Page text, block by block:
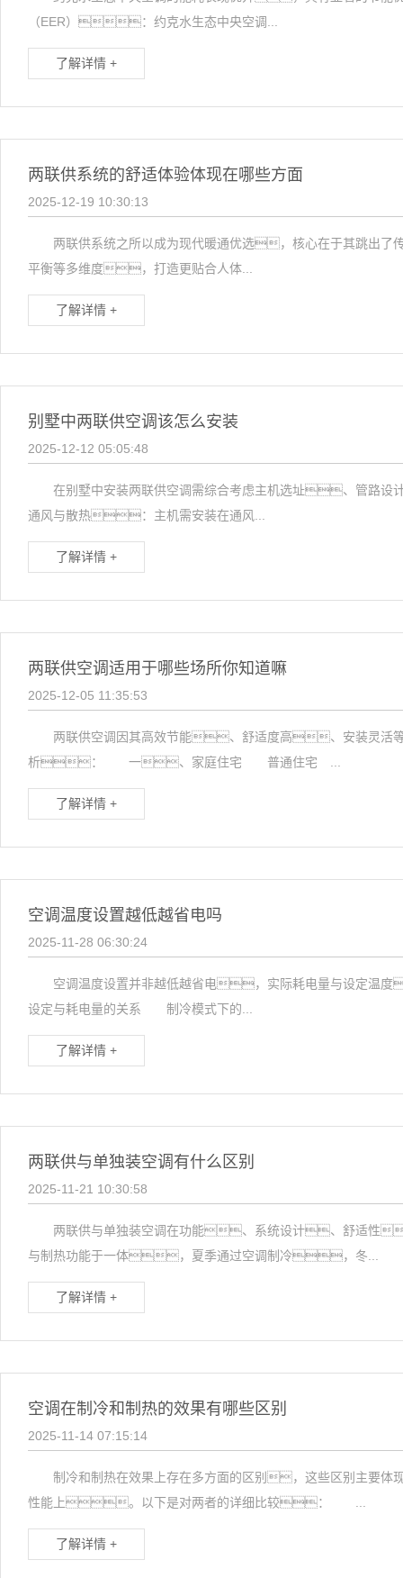
（EER）：约克水生态中央空调...
了解详情 +
两联供系统的舒适体验体现在哪些方面
2025-12-19 10:30:13
两联供系统之所以成为现代暖通优选，核心在于其跳出
平衡等多维度，打造更贴合人体...
了解详情 +
别墅中两联供空调该怎么安装
2025-12-12 05:05:48
在别墅中安装两联供空调需综合考虑主机选址、
通风与散热：主机需安装在通风...
了解详情 +
两联供空调适用于哪些场所你知道嘛
2025-12-05 11:35:53
两联供空调因其高效节能、舒适度高、安装灵活等
析： 一、家庭住宅 普通住宅 ...
了解详情 +
空调温度设置越低越省电吗
2025-11-28 06:30:24
空调温度设置并非越低越省电，实际耗电量与设定
设定与耗电量的关系 制冷模式下的...
了解详情 +
两联供与单独装空调有什么区别
2025-11-21 10:30:58
两联供与单独装空调在功能、系统设计、舒适
与制热功能于一体，夏季通过空调制冷，冬...
了解详情 +
空调在制冷和制热的效果有哪些区别
2025-11-14 07:15:14
制冷和制热在效果上存在多方面的区别，这些区别主
性能上。以下是对两者的详细比较： ...
了解详情 +